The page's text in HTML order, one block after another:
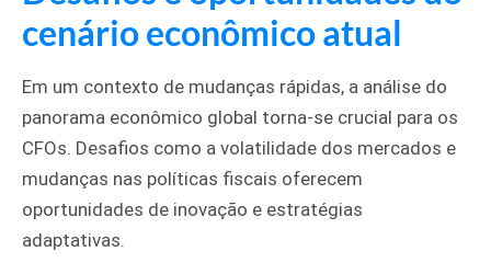
cenário econômico atual
Em um contexto de mudanças rápidas, a análise do
panorama econômico global torna-se crucial para os
CFOs. Desafios como a volatilidade dos mercados e
mudanças nas políticas fiscais oferecem
oportunidades de inovação e estratégias
adaptativas.